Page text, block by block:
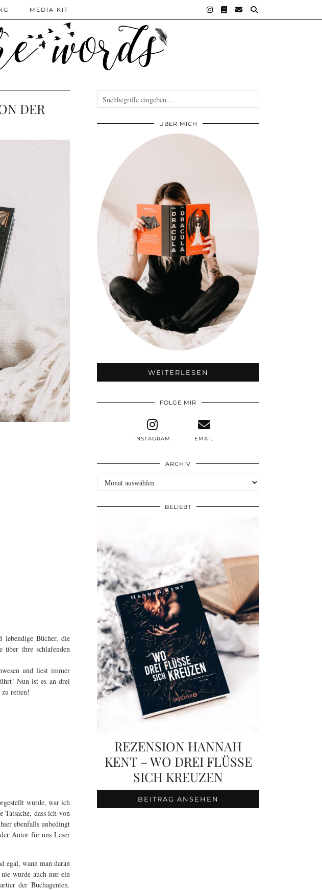
MEDIA KIT
DER
lebendige Bücher, die
über ihre schlafenden
und liest immer
Nun ist es an drei
zu retten!
wurde, war ich
dass ich von
ebenfalls unbedingt
Autor für uns Leser
egal, wann man daran
wurde auch nur ein
der Buchagenten.
ÜBER MICH
WEITERLESEN
FOLGE MIR
INSTAGRAM EMAIL
ARCHIV
Archiv
BELIEBT
REZENSION HANNAH
KENT – WO DREI FLÜSSE
SICH KREUZEN
BEITRAG ANSEHEN